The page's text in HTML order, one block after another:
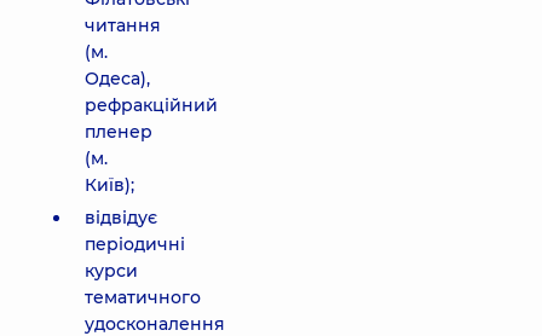
читання
(м.
Одеса),
рефракційний
пленер
(м.
Київ);
відвідує
періодичні
курси
тематичного
удосконалення